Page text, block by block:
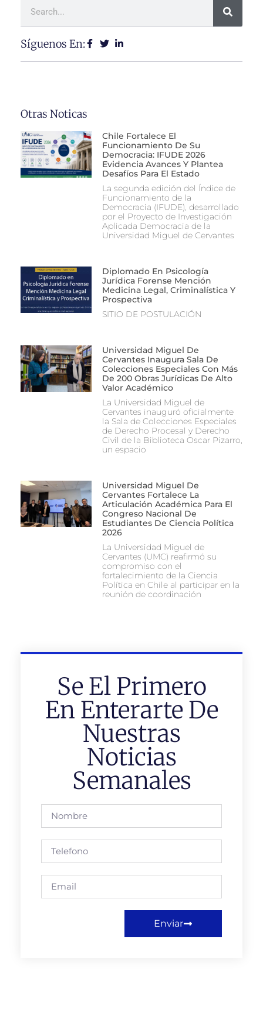
Síguenos En:
Otras Noticas
Chile Fortalece El
Funcionamiento De Su
Democracia: IFUDE 2026
Evidencia Avances Y Plantea
Desafíos Para El Estado
La segunda edición del Índice de
Funcionamiento de la
Democracia (IFUDE), desarrollado
por el Proyecto de Investigación
Aplicada Democracia de la
Universidad Miguel de Cervantes
Diplomado En Psicología
Jurídica Forense Mención
Medicina Legal, Criminalística Y
Prospectiva
SITIO DE POSTULACIÓN
Universidad Miguel De
Cervantes Inaugura Sala De
Colecciones Especiales Con Más
De 200 Obras Jurídicas De Alto
Valor Académico
La Universidad Miguel de
Cervantes inauguró oficialmente
la Sala de Colecciones Especiales
de Derecho Procesal y Derecho
Civil de la Biblioteca Oscar Pizarro,
un espacio
Universidad Miguel De
Cervantes Fortalece La
Articulación Académica Para El
Congreso Nacional De
Estudiantes De Ciencia Política
2026
La Universidad Miguel de
Cervantes (UMC) reafirmó su
compromiso con el
fortalecimiento de la Ciencia
Política en Chile al participar en la
reunión de coordinación
Se El Primero
En Enterarte De
Nuestras
Noticias
Semanales
Enviar